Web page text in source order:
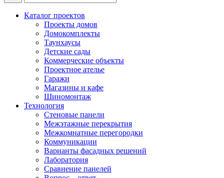
Каталог проектов
Проекты домов
Домокомплекты
Таунхаусы
Детские сады
Коммерческие объекты
Проектное ателье
Гаражи
Магазины и кафе
Шиномонтаж
Технология
Стеновые панели
Межэтажные перекрытия
Межкомнатные перегородки
Коммуникации
Варианты фасадных решений
Лаборатория
Сравнение панелей